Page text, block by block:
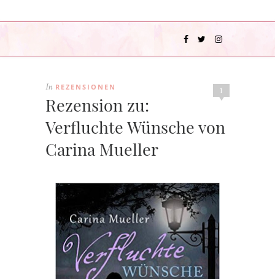
1
In REZENSIONEN
Rezension zu:
Verfluchte Wünsche von
Carina Mueller